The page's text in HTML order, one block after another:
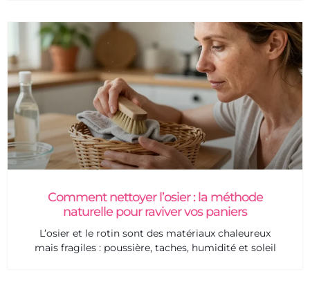
Comment nettoyer l’osier : la méthode
naturelle pour raviver vos paniers
L’osier et le rotin sont des matériaux chaleureux
mais fragiles : poussière, taches, humidité et soleil